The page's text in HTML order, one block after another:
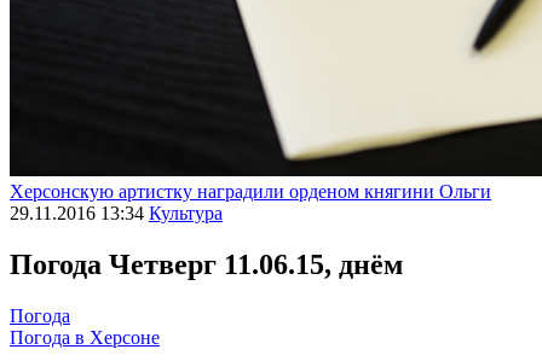
Херсонскую артистку наградили орденом княгини Ольги
29.11.2016 13:34 Культура
Погода Четверг 11.06.15, днём
Погода
Погода в Херсоне